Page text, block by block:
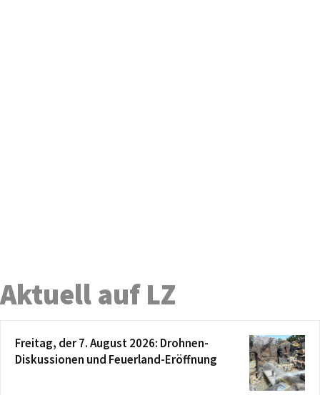
Aktuell auf LZ
Freitag, der 7. August 2026: Drohnen-
Diskussionen und Feuerland-Eröffnung